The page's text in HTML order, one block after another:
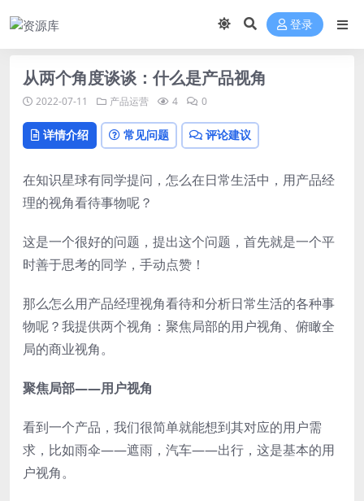
登录
从两个角度谈谈：什么是产品视角
2022-07-11 产品运营 4 0
详情介绍 常见问题 评论建议
在知识星球有同学提问，怎么在日常生活中，用产品经
理的视角看待事物呢？
这是一个很好的问题，提出这个问题，首先就是一个平
时善于思考的同学，手动点赞！
那么怎么用产品经理视角看待和分析日常生活的各种事
物呢？我提供两个视角：聚焦局部的用户视角、俯瞰全
局的商业视角。
聚焦局部——用户视角
看到一个产品，我们很简单就能想到其对应的用户需
求，比如雨伞——遮雨，汽车——出行，这是基本的用
户视角。